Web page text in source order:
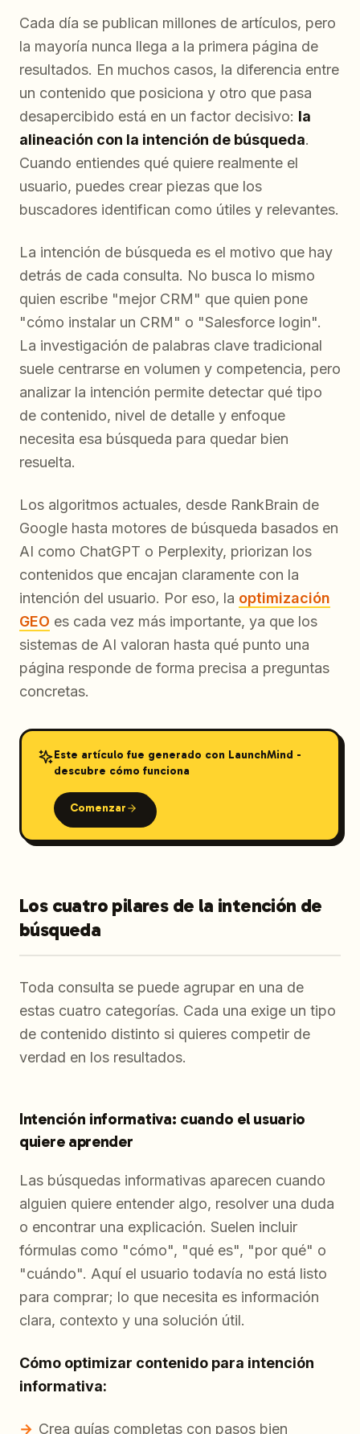
Cada día se publican millones de artículos, pero
la mayoría nunca llega a la primera página de
resultados. En muchos casos, la diferencia entre
un contenido que posiciona y otro que pasa
desapercibido está en un factor decisivo: la
alineación con la intención de búsqueda.
Cuando entiendes qué quiere realmente el
usuario, puedes crear piezas que los
buscadores identifican como útiles y relevantes.
La intención de búsqueda es el motivo que hay
detrás de cada consulta. No busca lo mismo
quien escribe "mejor CRM" que quien pone
"cómo instalar un CRM" o "Salesforce login".
La investigación de palabras clave tradicional
suele centrarse en volumen y competencia, pero
analizar la intención permite detectar qué tipo
de contenido, nivel de detalle y enfoque
necesita esa búsqueda para quedar bien
resuelta.
Los algoritmos actuales, desde RankBrain de
Google hasta motores de búsqueda basados en
AI como ChatGPT o Perplexity, priorizan los
contenidos que encajan claramente con la
intención del usuario. Por eso, la optimización
GEO es cada vez más importante, ya que los
sistemas de AI valoran hasta qué punto una
página responde de forma precisa a preguntas
concretas.
Este artículo fue generado con LaunchMind -
descubre cómo funciona
Comenzar
Los cuatro pilares de la intención de
búsqueda
Toda consulta se puede agrupar en una de
estas cuatro categorías. Cada una exige un tipo
de contenido distinto si quieres competir de
verdad en los resultados.
Intención informativa: cuando el usuario
quiere aprender
Las búsquedas informativas aparecen cuando
alguien quiere entender algo, resolver una duda
o encontrar una explicación. Suelen incluir
fórmulas como "cómo", "qué es", "por qué" o
"cuándo". Aquí el usuario todavía no está listo
para comprar; lo que necesita es información
clara, contexto y una solución útil.
Cómo optimizar contenido para intención
informativa:
Crea guías completas con pasos bien